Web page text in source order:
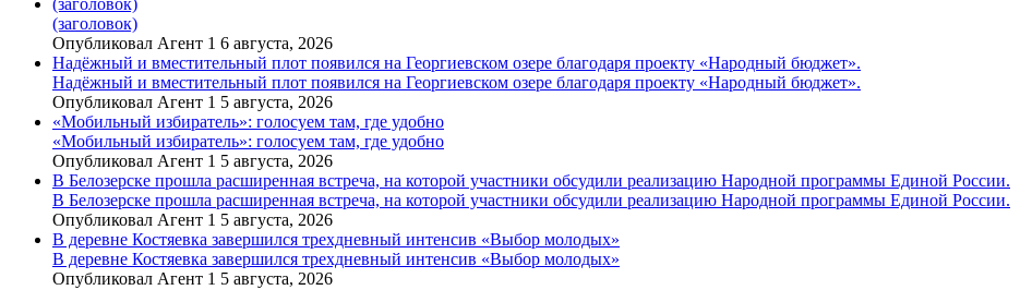
(заголовок)
(заголовок)
Опубликовал Агент 1 6 августа, 2026
Надёжный и вместительный плот появился на Георгиевском озере благодаря проекту «Народный бюджет».
Надёжный и вместительный плот появился на Георгиевском озере благодаря проекту «Народный бюджет».
Опубликовал Агент 1 5 августа, 2026
«Мобильный избиратель»: голосуем там, где удобно
«Мобильный избиратель»: голосуем там, где удобно
Опубликовал Агент 1 5 августа, 2026
В Белозерске прошла расширенная встреча, на которой участники обсудили реализацию Народной программы Единой России.
В Белозерске прошла расширенная встреча, на которой участники обсудили реализацию Народной программы Единой России.
Опубликовал Агент 1 5 августа, 2026
В деревне Костяевка завершился трехдневный интенсив «Выбор молодых»
В деревне Костяевка завершился трехдневный интенсив «Выбор молодых»
Опубликовал Агент 1 5 августа, 2026